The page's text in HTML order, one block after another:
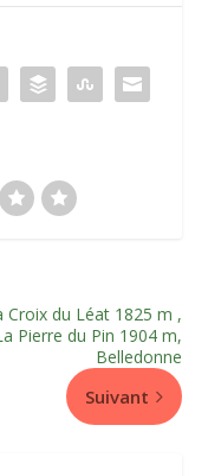
Croix du Léat 1825 m ,
Pierre du Pin 1904 m,
Belledonne
Suivant